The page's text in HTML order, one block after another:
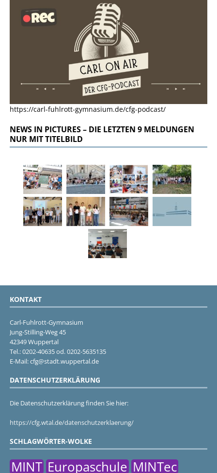
https://carl-fuhlrott-gymnasium.de/cfg-podcast/
NEWS IN PICTURES – DIE LETZTEN 9 MELDUNGEN
NUR MIT TITELBILD
KONTAKT
Carl-Fuhlrott-Gymnasium
Jung-Stilling-Weg 45
42349 Wuppertal
Tel.: 0202-40635 od. 0202-5635135
E-Mail: cfg@stadt.wuppertal.de
DATENSCHUTZERKLÄRUNG
Die Datenschutzerklärung finden Sie hier:
https://cfg.wtal.de/datenschutzerklaerung/
SCHLAGWÖRTER-WOLKE
MINT Europaschule MINTec